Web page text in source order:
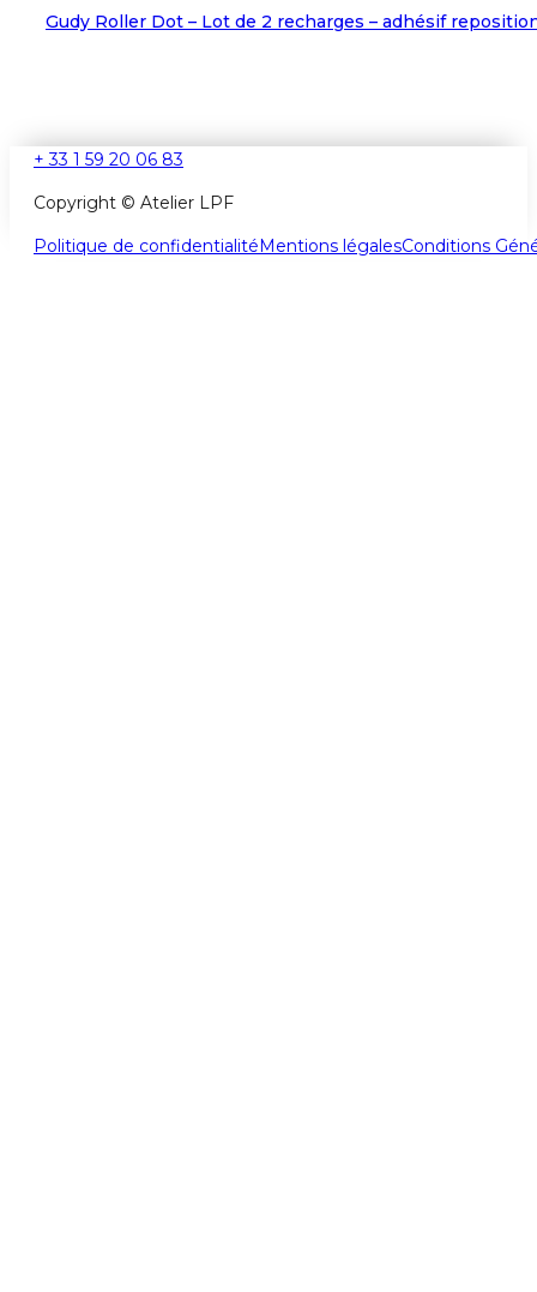
Gudy Roller Dot – Lot de 2 recharges – adhésif
+ 33 1 59 20 06 83
Copyright © Atelier LPF
Politique de confidentialitéMentions légalesConditions